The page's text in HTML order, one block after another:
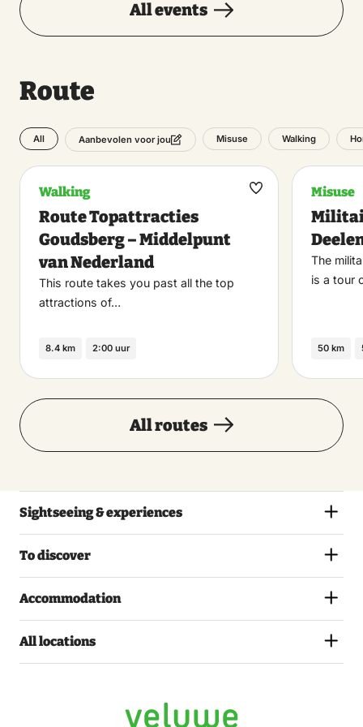
All events
Route
All Aanbevolen voor jou Misuse Walking
Walking
Route Topattracties
Goudsberg – Middelpunt
van Nederland
This route takes you past all the top
attractions of…
8.4 km 2:00 uur
Maak
Misuse
The
is a tour
50 km
All routes
All dates
Friday
Sightseeing & experiences
To discover
Accommodation
All locations